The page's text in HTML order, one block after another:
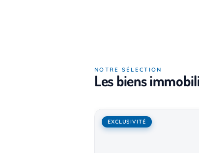
NOTRE SÉLECTION
Les biens
EXCLUSIVITÉ